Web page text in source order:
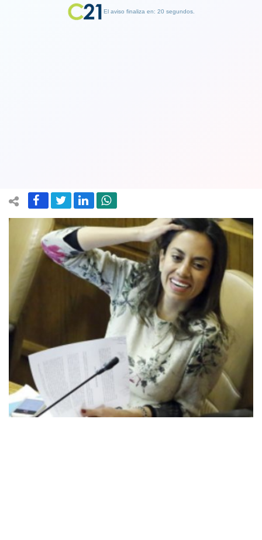
El aviso finaliza en: 19 segundos.